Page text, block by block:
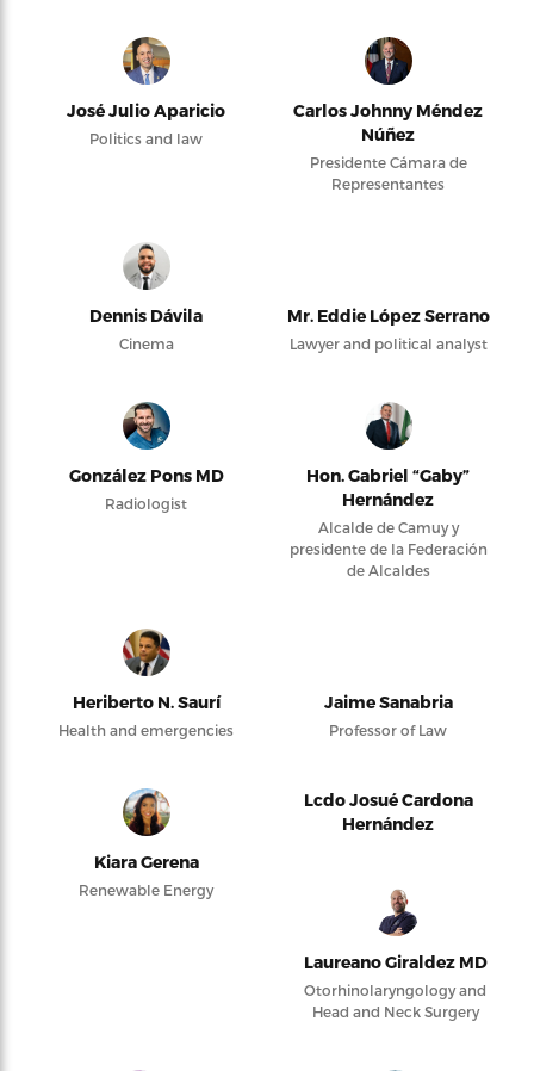
José Julio Aparicio
Politics and law
Carlos Johnny Méndez
Núñez
Presidente Cámara de
Representantes
Dennis Dávila
Cinema
Mr. Eddie López Serrano
Lawyer and political analyst
González Pons MD
Radiologist
Hon. Gabriel “Gaby”
Hernández
Alcalde de Camuy y
presidente de la Federación
de Alcaldes
Heriberto N. Saurí
Health and emergencies
Jaime Sanabria
Professor of Law
Kiara Gerena
Renewable Energy
Lcdo Josué Cardona
Hernández
Laureano Giraldez MD
Otorhinolaryngology and
Head and Neck Surgery